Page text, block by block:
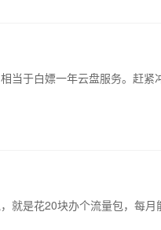
于白嫖一年云盘服务。赶紧
就是花20块办个流量包，每月